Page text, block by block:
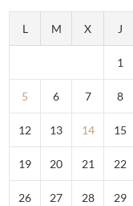
L M X J
1
5 6 7 8
12 13 14 15
19 20 21 22
26 27 28 29